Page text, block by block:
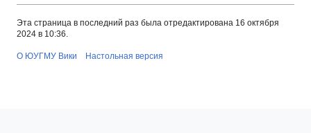
Эта страница в последний раз была отредактирована 16 октября
2024 в 10:36.
О ЮУГМУ Вики Настольная версия